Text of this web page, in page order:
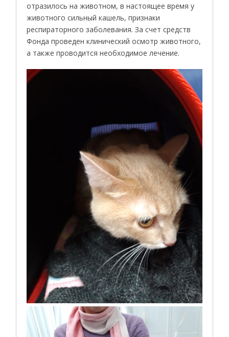
отразилось на животном, в настоящее время у
животного сильный кашель, признаки
респираторного заболевания. За счет средств
Фонда проведен клинический осмотр животного,
а также проводится необходимое лечение.